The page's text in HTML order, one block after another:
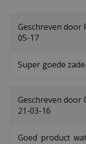
Geschreven door
05-17
Super goede
Geschreven door
21-03-16
Goed product